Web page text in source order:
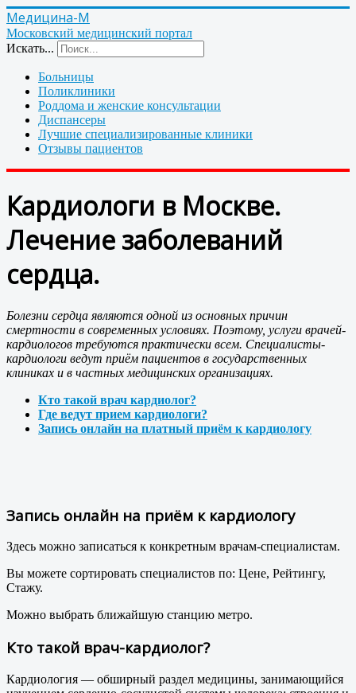
Медицина-М
Московский медицинский портал
Искать...
Больницы
Поликлиники
Роддома и женские консультации
Диспансеры
Лучшие специализированные клиники
Отзывы пациентов
Кардиологи в Москве.
Лечение заболеваний
сердца.
Болезни сердца являются одной из основных причин
смертности в современных условиях. Поэтому, услуги врачей-
кардиологов требуются практически всем. Специалисты-
кардиологи ведут приём пациентов в государственных
клиниках и в частных медицинских организациях.
Кто такой врач кардиолог?
Где ведут прием кардиологи?
Запись онлайн на платный приём к кардиологу
Запись онлайн на приём к кардиологу
Здесь можно записаться к конкретным врачам-специалистам.
Вы можете сортировать специалистов по: Цене, Рейтингу,
Стажу.
Можно выбрать ближайшую станцию метро.
Кто такой врач-кардиолог?
Кардиология — обширный раздел медицины, занимающийся